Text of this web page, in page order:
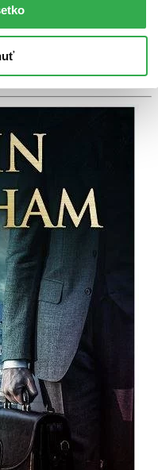
ani distribútor, preto je